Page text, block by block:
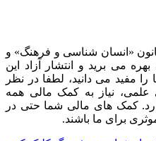
«انسان شناسی و فرهنگ» و
می برید و انتشار آزاد این
را مفید می دانید، لطفا در نظر
علمی، نیاز به کمک مالی همه
کمک های مالی شما حتی در
برای ما باشند.